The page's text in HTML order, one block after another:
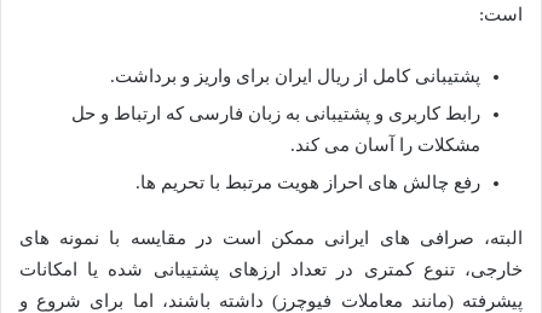
است:
پشتیبانی کامل از ریال ایران برای واریز و برداشت.
رابط کاربری و پشتیبانی به زبان فارسی که ارتباط و حل
مشکلات را آسان می کند.
رفع چالش های احراز هویت مرتبط با تحریم ها.
البته، صرافی های ایرانی ممکن است در مقایسه با نمونه های
خارجی، تنوع کمتری در تعداد ارزهای پشتیبانی شده یا امکانات
پیشرفته (مانند معاملات فیوچرز) داشته باشند، اما برای شروع و